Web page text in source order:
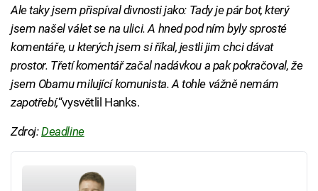
Ale taky jsem přispíval divnosti jako: Tady je pár bot, který
jsem našel válet se na ulici. A hned pod ním byly sprosté
komentáře, u kterých jsem si říkal, jestli jim chci dávat
prostor. Třetí komentář začal nadávkou a pak pokračoval, že
jsem Obamu milující komunista. A tohle vážně nemám
zapotřebí,“vysvětlil Hanks.
Zdroj:Deadline